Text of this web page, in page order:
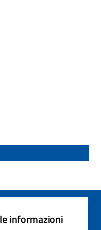
informazioni